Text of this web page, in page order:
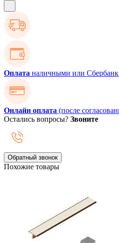
Оплата наличными или
Онлайн оплата (после
Остались вопросы? Звоните
Обратный звонок
Похожие товары